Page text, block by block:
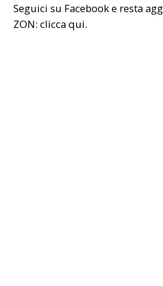
Seguici su Facebook e resta
ZON:clicca qui.